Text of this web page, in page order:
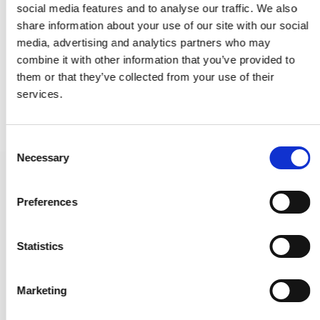
social media features and to analyse our traffic. We also
share information about your use of our site with our social
media, advertising and analytics partners who may
combine it with other information that you’ve provided to
them or that they’ve collected from your use of their
services.
Necessary
Preferences
Statistics
Marketing
309026-11
8,00 €